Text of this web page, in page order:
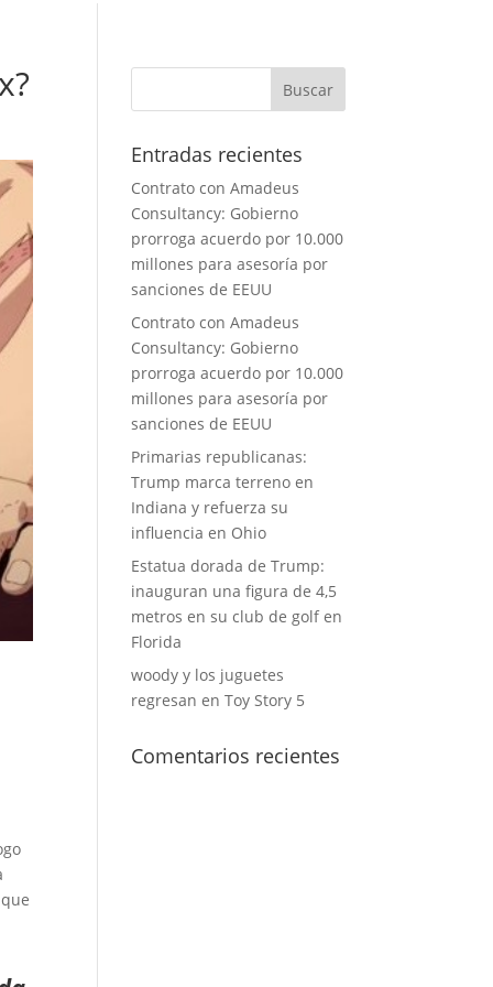
Entradas recientes
Contrato con Amadeus
Consultancy: Gobierno
prorroga acuerdo por 10.000
millones para asesoría por
sanciones de EEUU
Contrato con Amadeus
Consultancy: Gobierno
prorroga acuerdo por 10.000
millones para asesoría por
sanciones de EEUU
Primarias republicanas:
Trump marca terreno en
Indiana y refuerza su
influencia en Ohio
Estatua dorada de Trump:
inauguran una figura de 4,5
metros en su club de golf en
Florida
woody y los juguetes
regresan en Toy Story 5
Comentarios recientes